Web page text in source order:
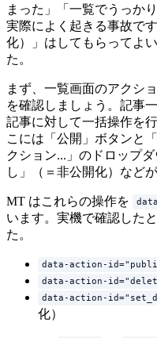
まった」「一覧でうっか
実際によく起きる事故で
化）」はしてもらってよ
た。
まず、一覧画面のアクシ
を確認しましょう。記事
記事に対して一括操作を
こには「公開」ボタンと
クション...」のドロップ
し」（＝非公開化）など
MT はこれらの操作を
います。実機で確認した
た。
data-action-
data-action-
data-action-
化）